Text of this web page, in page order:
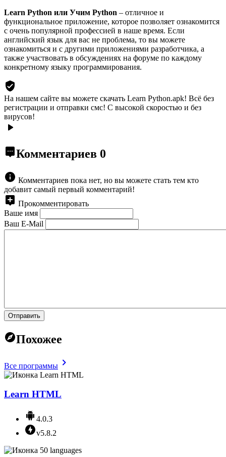
Learn Python или Учим Python – отличное и
функциональное приложение, которое позволяет ознакомится
с очень популярной профессией в наше время. Если
английский язык для вас не проблема, то вы можете
ознакомиться и с другими приложениями разработчика, а
также участвовать в обсуждениях на форуме по каждому
конкретному языку программирования.
На нашем сайте вы можете скачать Learn Python.apk! Всё без
регистрации и отправки смс! С высокой скоростью и без
вирусов!
Комментариев 0
Комментариев пока нет, но вы можете стать тем кто
добавит самый первый комментарий!
Прокомментировать
Ваше имя
Ваш E-Mail
Отправить
Похожее
Все программы
Learn HTML
4.0.3
v5.8.2